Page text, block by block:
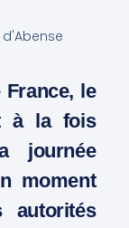
France, le
à la fois
journée
moment
autorités